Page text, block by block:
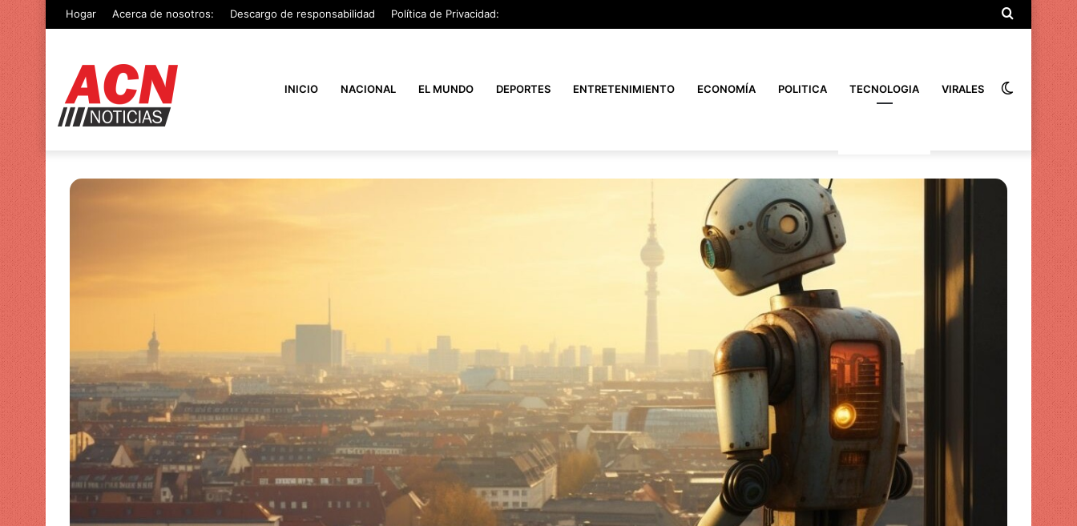
Hogar Acerca de nosotros: Descargo de responsabilidad Política de Privacidad:
Búsqueda
INICIO NACIONAL EL MUNDO DEPORTES ENTRETENIMIENTO ECONOMÍA POLITICA TECNOLOGIA VIRALES